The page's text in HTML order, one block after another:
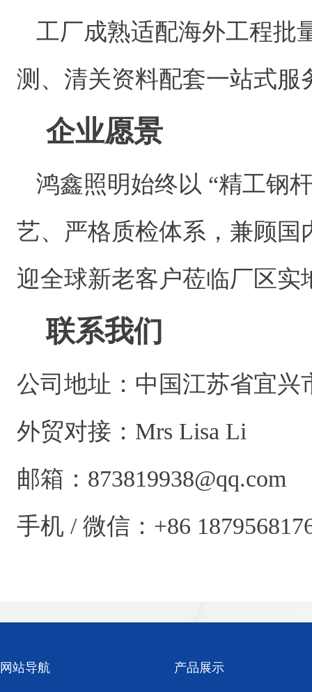
工厂成熟适配海外工程批
测、清关资料配套一站式服
企业愿景
鸿鑫照明始终以 “精工钢
艺、严格质检体系，兼顾
迎全球新老客户莅临厂区
联系我们
公司地址：中国江苏省宜兴
外贸对接：Mrs Lisa Li
邮箱：873819938@qq.com
手机 / 微信：+86
网站导航 产品展示